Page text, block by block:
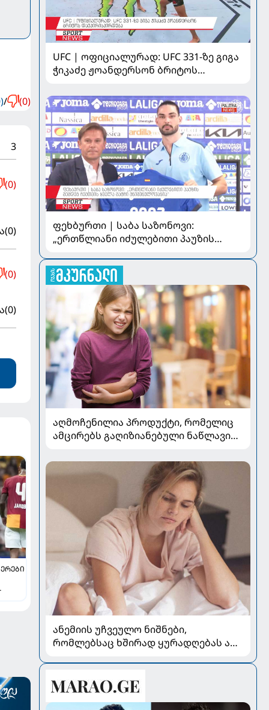
/ (0)
3
(0)
(0)
(0)
(0)
UFC | ოფიციალურად: UFC 331-ზე გიგა
ჭიკაძე ჟოანდერსონ ბრიტოს
ფეხბურთი | საბა საზონოვი:
„ერთწლიანი იძულებითი პაუზის
მნიშვნელოვანია“
აღმოჩენილია პროდუქტი, რომელიც
ამცირებს გაღიზიანებული ნაწლავის
ანემიის უჩვეულო ნიშნები,
რომლებსაც ხშირად ყურადღებას არ